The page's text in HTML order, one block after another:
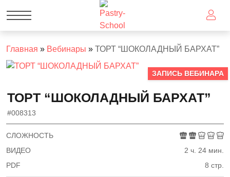
Главная » Вебинары » ТОРТ “ШОКОЛАДНЫЙ БАРХАТ”
ЗАПИСЬ ВЕБИНАРА
ТОРТ “ШОКОЛАДНЫЙ БАРХАТ”
#008313
СЛОЖНОСТЬ
ВИДЕО
2 ч. 24 мин.
PDF
8 стр.